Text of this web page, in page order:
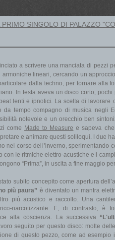
PRIMO SINGOLO DI PALAZZO
a scrivere una manciata di pezzi
lineari, cercando un
dalla techno, per tornare alla
In testa aveva un disco corto,
lenti e ipnotici. La scelta di lavorare
da tempo compagno di musica negli
notevole e un orecchio ben
come Made to Measure e sapeva
e animare questi soliloqui. I due
nel corso dell’inverno, sperimentando
con le ritmiche elettro-acustiche e i
“Prima”, in uscita a fine maggio
subito concepito come apertura
più paura” è diventato un mantra
più acustico e raccolto. Una
narcotizzante. E, di contrasto, è
alla coscienza. La successiva
seguito per questo disco: molte
di questo pezzo, come ad